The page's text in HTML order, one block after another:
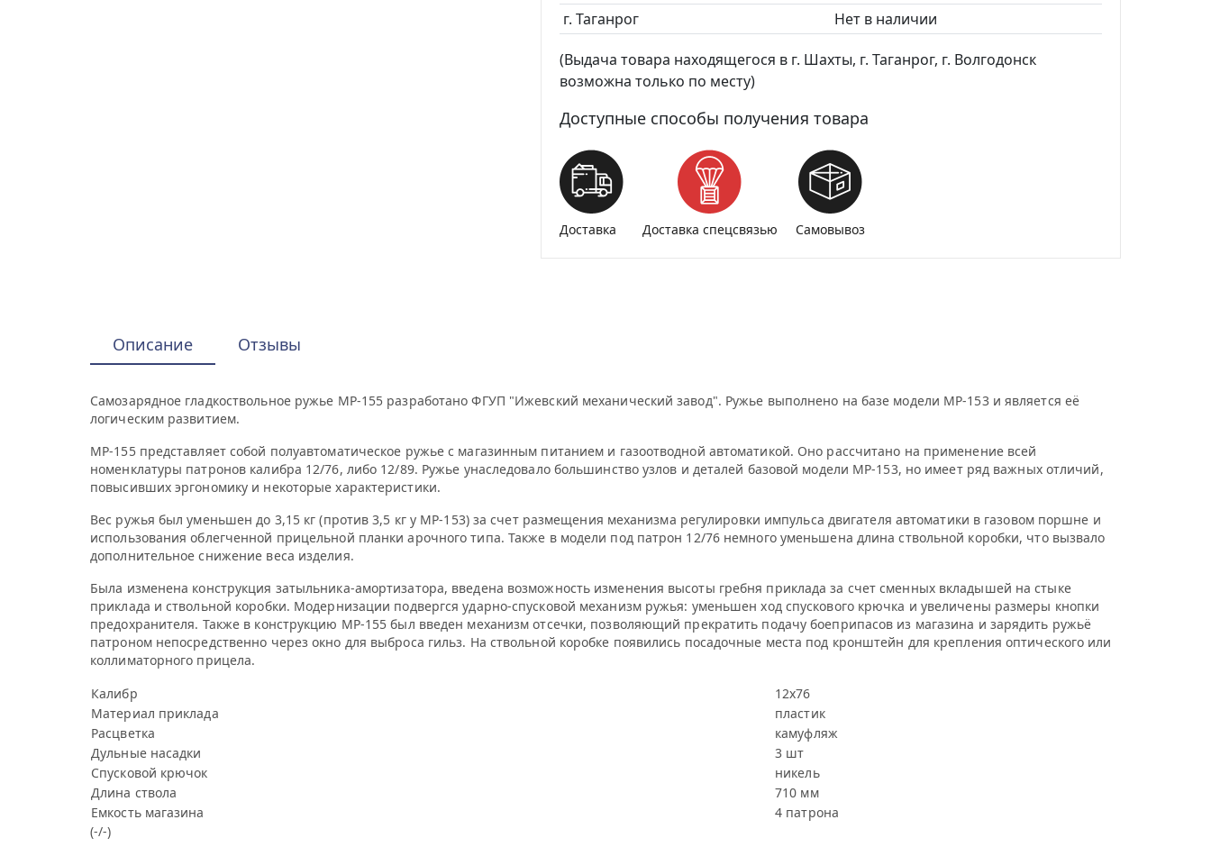
г. Таганрог
Нет в наличии
(Выдача товара находящегося в г. Шахты, г. Таганрог, г. Волгодонск
возможна только по месту)
Доступные способы получения товара
Доставка Доставка спецсвязью Самовывоз
Описание Отзывы
Самозарядное гладкоствольное ружье МР-155 разработано ФГУП "Ижевский механический завод". Ружье выполнено на базе модели МР-153 и является её
логическим развитием.
МР-155 представляет собой полуавтоматическое ружье с магазинным питанием и газоотводной автоматикой. Оно рассчитано на применение всей
номенклатуры патронов калибра 12/76, либо 12/89. Ружье унаследовало большинство узлов и деталей базовой модели МР-153, но имеет ряд важных отличий,
повысивших эргономику и некоторые характеристики.
Вес ружья был уменьшен до 3,15 кг (против 3,5 кг у МР-153) за счет размещения механизма регулировки импульса двигателя автоматики в газовом поршне и
использования облегченной прицельной планки арочного типа. Также в модели под патрон 12/76 немного уменьшена длина ствольной коробки, что вызвало
дополнительное снижение веса изделия.
Была изменена конструкция затыльника-амортизатора, введена возможность изменения высоты гребня приклада за счет сменных вкладышей на стыке
приклада и ствольной коробки. Модернизации подвергся ударно-спусковой механизм ружья: уменьшен ход спускового крючка и увеличены размеры кнопки
предохранителя. Также в конструкцию МР-155 был введен механизм отсечки, позволяющий прекратить подачу боеприпасов из магазина и зарядить ружьё
патроном непосредственно через окно для выброса гильз. На ствольной коробке появились посадочные места под кронштейн для крепления оптического или
коллиматорного прицела.
Калибр
12х76
Материал приклада
пластик
Расцветка
камуфляж
Дульные насадки
3 шт
Спусковой крючок
никель
Длина ствола
710 мм
Емкость магазина
4 патрона
(-/-)